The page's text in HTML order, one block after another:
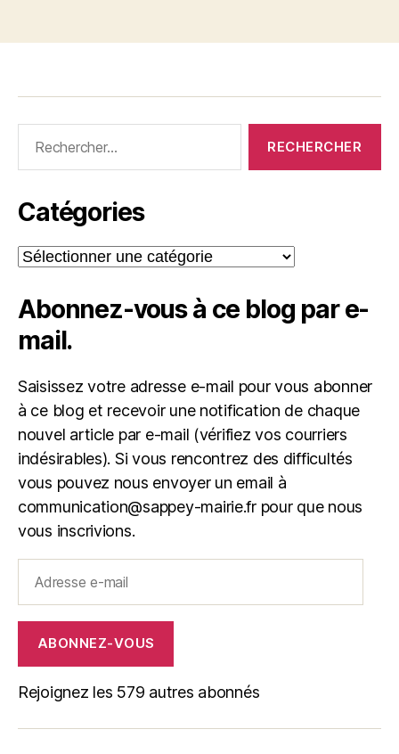
Catégories
Catégories
Abonnez-vous à ce blog par e-
mail.
Saisissez votre adresse e-mail pour vous abonner
à ce blog et recevoir une notification de chaque
nouvel article par e-mail (vérifiez vos courriers
indésirables). Si vous rencontrez des difficultés
vous pouvez nous envoyer un email à
communication@sappey-mairie.fr pour que nous
vous inscrivions.
mail
ABONNEZ-VOUS
Rejoignez les 579 autres abonnés